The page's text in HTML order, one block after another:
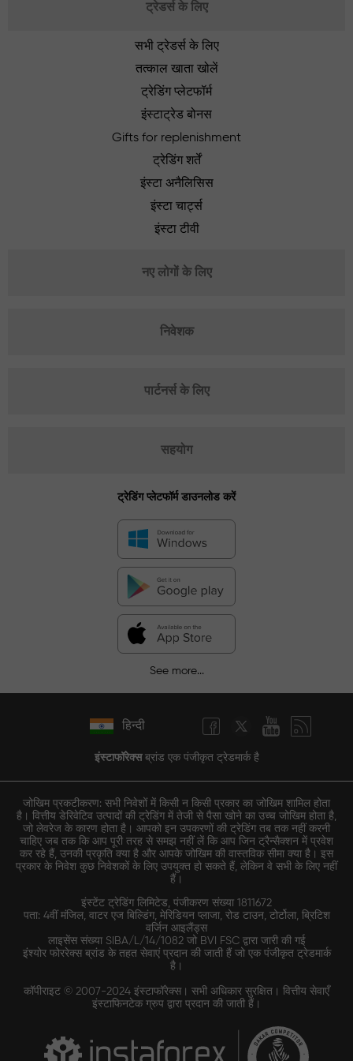
ट्रेडर्स के लिए
सभी ट्रेडर्स के लिए
तत्काल खाता खोलें
ट्रेडिंग प्लेटफॉर्म
इंस्टाट्रेड बोनस
Gifts for replenishment
ट्रेडिंग शर्तें
इंस्टा अनैलिसिस
इंस्टा चार्ट्स
इंस्टा टीवी
नए लोगों के लिए
निवेशक
पार्टनर्स के लिए
सहयोग
ट्रेडिंग प्लेटफॉर्म डाउनलोड करें
See more...
हिन्दी
इंस्टाफॉरेक्सब्रांड एक पंजीकृत ट्रेडमार्क है
जोखिम प्रकटीकरण: सभी निवेशों में किसी न किसी प्रकार का जोखिम शामिल होता
है। वित्तीय डेरिवेटिव उत्पादों की ट्रेडिंग में तेजी से पैसा खोने का उच्च जोखिम होता है,
जो लेवरेज के कारण होता है। आपको इन उपकरणों की ट्रेडिंग तब तक नहीं करनी
चाहिए जब तक कि आप पूरी तरह से समझ नहीं लें कि आप जिन ट्रैन्सैक्शन में प्रवेश
कर रहे हैं, उनकी प्रकृति क्या है और आपके जोखिम की वास्तविक सीमा क्या है। इस
प्रकार के निवेश कुछ निवेशकों के लिए उपयुक्त हो सकते हैं, लेकिन वे सभी के लिए नहीं
हैं।
इंस्टेंट ट्रेडिंग लिमिटेड, पंजीकरण संख्या 1811672
पता: 4वीं मंजिल, वाटर एज बिल्डिंग, मेरिडियन प्लाजा, रोड टाउन, टोर्टोला, ब्रिटिश
वर्जिन आइलैंड्स
लाइसेंस संख्या SIBA/L/14/1082 जो BVI FSC द्वारा जारी की गई
इंश्योर फोररेक्स ब्रांड के तहत सेवाएं प्रदान की जाती हैं जो एक पंजीकृत ट्रेडमार्क
है।
कॉपीराइट © 2007-2024 इंस्टाफॉरेक्स। सभी अधिकार सुरक्षित। वित्तीय सेवाएँ
इंस्टाफिनटेक ग्रुप द्वारा प्रदान की जाती हैं।